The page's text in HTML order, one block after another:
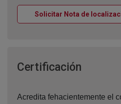
Solicitar Nota de
Certificación
Acredita fehacientemente el